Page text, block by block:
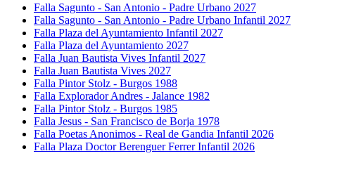
Falla Sagunto - San Antonio - Padre Urbano 2027
Falla Sagunto - San Antonio - Padre Urbano Infantil 2027
Falla Plaza del Ayuntamiento Infantil 2027
Falla Plaza del Ayuntamiento 2027
Falla Juan Bautista Vives Infantil 2027
Falla Juan Bautista Vives 2027
Falla Pintor Stolz - Burgos 1988
Falla Explorador Andres - Jalance 1982
Falla Pintor Stolz - Burgos 1985
Falla Jesus - San Francisco de Borja 1978
Falla Poetas Anonimos - Real de Gandia Infantil 2026
Falla Plaza Doctor Berenguer Ferrer Infantil 2026